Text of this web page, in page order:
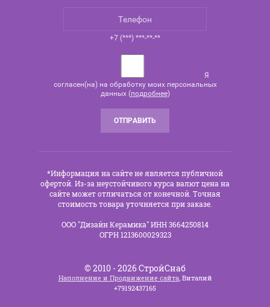
+7 (***) ***-**-**
Я
согласен(на) на обработку моих персональных
данных (подробнее)
ОТПРАВИТЬ
*Информация на сайте не является публичной
офертой. Из-за неустойчивого курса валют цена на
сайте может отличаться от конечной. Точная
стоимость товара уточняется при заказе.
ООО "Дизайн Керамика" ИНН 3664250814
ОГРН 1213600029323
© 2010 - 2026 СтройСнаб
Наполнение и Продвижение сайта, Виталий
+79192437165